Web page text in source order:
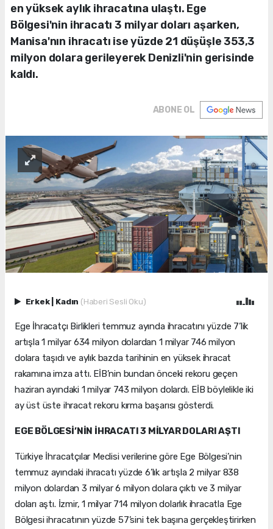
en yüksek aylık ihracatına ulaştı. Ege
Bölgesi'nin ihracatı 3 milyar doları aşarken,
Manisa'nın ihracatı ise yüzde 21 düşüşle 353,3
milyon dolara gerileyerek Denizli'nin gerisinde
kaldı.
ABONE OL
Erkek Kadın (Haberi Sesli Oku)
Ege İhracatçı Birlikleri temmuz ayında ihracatını yüzde 7’lik
artışla 1 milyar 634 milyon dolardan 1 milyar 746 milyon
dolara taşıdı ve aylık bazda tarihinin en yüksek ihracat
rakamına imza attı. EİB’nin bundan önceki rekoru geçen
haziran ayındaki 1 milyar 743 milyon dolardı. EİB böylelikle iki
ay üst üste ihracat rekoru kırma başarısı gösterdi.
EGE BÖLGESİ’NİN İHRACATI 3 MİLYAR DOLARI AŞTI
Türkiye İhracatçılar Meclisi verilerine göre Ege Bölgesi’nin
temmuz ayındaki ihracatı yüzde 6’lık artışla 2 milyar 838
milyon dolardan 3 milyar 6 milyon dolara çıktı ve 3 milyar
doları aştı. İzmir, 1 milyar 714 milyon dolarlık ihracatla Ege
Bölgesi ihracatının yüzde 57’sini tek başına gerçekleştirirken